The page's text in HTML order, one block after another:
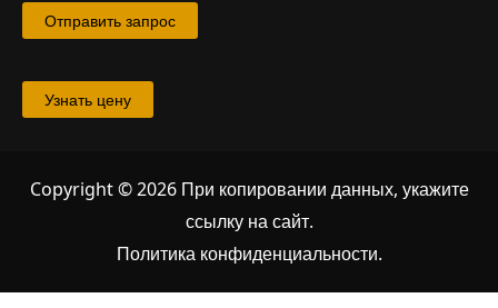
Отправить запрос
Узнать цену
Copyright © 2026 При копировании данных, укажите
ссылку на сайт.
Политика конфиденциальности.